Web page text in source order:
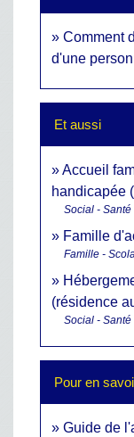
Comment
d'une
Et aussi
Accueil
handicapée
Social - Santé
Famille
Famille -
(résidence
Social - Santé
Pour en
Guide de